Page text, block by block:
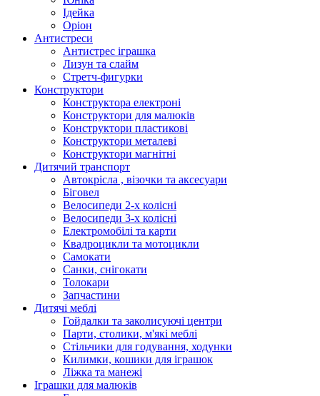
Ідейка
Оріон
Антистреси
Антистрес іграшка
Лизун та слайм
Стретч-фигурки
Конструктори
Конструктора електроні
Конструктори для малюків
Конструктори пластикові
Конструктори металеві
Конструктори магнітні
Дитячий транспорт
Автокрісла , візочки та аксесуари
Біговел
Велосипеди 2-х колісні
Велосипеди 3-х колісні
Електромобілі та карти
Квадроцикли та мотоцикли
Самокати
Санки, снігокати
Толокари
Запчастини
Дитячі меблі
Гойдалки та заколисуючі центри
Парти, столики, м'які меблі
Стільчики для годування, ходунки
Килимки, кошики для іграшок
Ліжка та манежі
Іграшки для малюків